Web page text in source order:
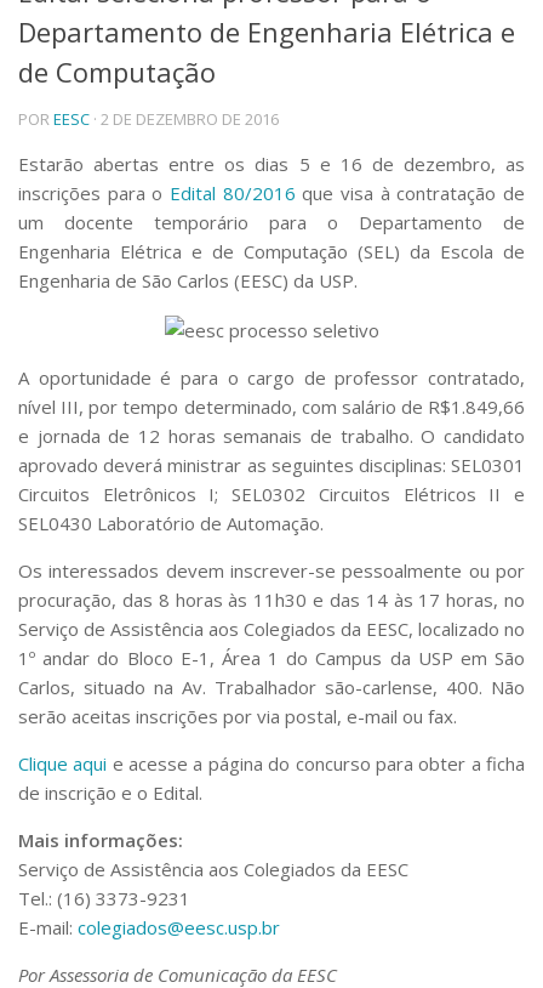
Telefones e Mapas
Pessoas
Ensino
Graduação
Educação a distância
Cursos de Extensão
Pesquisa e Inovação
Linhas de Pesquisa
Centros, Núcleos e Projetos em Rede
Pós-doutorado
Transferência de Tecnologia
Empresas Juniores
Extensão à Comunidade
Projetos, Programas e Cursos
Artes, Cultura e Esportes
Museus e Espaços Interativos
Bibliotecas
Apoio ao Estudante
Segurança, Trânsito e Prevenção
RH, Administrativo e Financeiro
Outros serviços
Comunicação
Assessorias e Mídias
Aplicativos e Sites
Agenda de Eventos
Defesa de Teses
Departamento de Engenharia Elétrica e
de Computação
POREESC · 2 DE DEZEMBRO DE 2016
Estarão abertas entre os dias 5 e 16 de dezembro, as
inscrições para o Edital 80/2016 que visa à contratação de
um docente temporário para o Departamento de
Engenharia Elétrica e de Computação (SEL) da Escola de
Engenharia de São Carlos (EESC) da USP.
A oportunidade é para o cargo de professor contratado,
nível III, por tempo determinado, com salário de R$1.849,66
e jornada de 12 horas semanais de trabalho. O candidato
aprovado deverá ministrar as seguintes disciplinas: SEL0301
Circuitos Eletrônicos I; SEL0302 Circuitos Elétricos II e
SEL0430 Laboratório de Automação.
Os interessados devem inscrever-se pessoalmente ou por
procuração, das 8 horas às 11h30 e das 14 às 17 horas, no
Serviço de Assistência aos Colegiados da EESC, localizado no
1º andar do Bloco E-1, Área 1 do Campus da USP em São
Carlos, situado na Av. Trabalhador são-carlense, 400. Não
serão aceitas inscrições por via postal, e-mail ou fax.
Clique aqui e acesse a página do concurso para obter a ficha
de inscrição e o Edital.
Mais informações:
Serviço de Assistência aos Colegiados da EESC
Tel.: (16) 3373-9231
E-mail: colegiados@eesc.usp.br
Por Assessoria de Comunicação da EESC